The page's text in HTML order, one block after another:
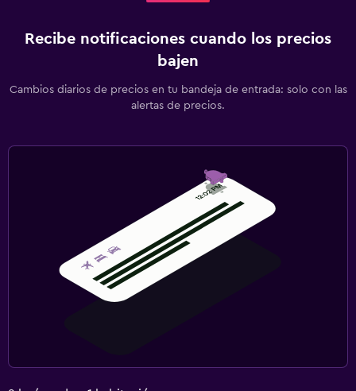
Recibe notificaciones cuando los precios
bajen
Cambios diarios de precios en tu bandeja de entrada: solo con las
alertas de precios.